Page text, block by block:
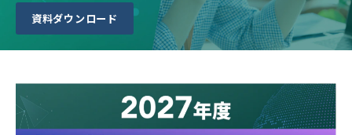
資料ダウンロード